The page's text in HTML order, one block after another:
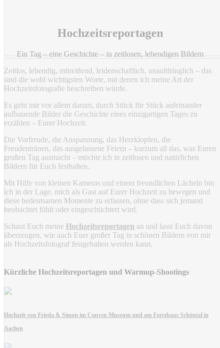
Hochzeitsreportagen
Ein Tag – eine Geschichte – in zeitlosen, lebendigen Bildern
Zeitlos, lebendig, mitreißend, leidenschaftlich, unaufdringlich – das
sind die wohl wichtigsten Worte, mit denen ich meine Art der
Hochzeitsfotografie beschreiben würde.
Es geht mir vor allem darum, durch Stück für Stück aufeinander
aufbauende Bilder die Geschichte eines einzigartigen Tages zu
erzählen – Eurer Hochzeit.
Die Vorfreude, die Anspannung, das Herzklopfen, die
Freudentränen, das ausgelassene Feiern – kurzum all das, was Euren
großen Tag ausmacht – möchte ich in zeitlosen und natürlichen
Bildern für Euch festhalten.
Mit Hilfe von kleinen Kameras und einem freundlichen Lächeln bin
ich in der Lage, mich als Gast auf Eurer Hochzeit zu bewegen und
diese bedeutsamen Momente zu erfassen, ohne dass sich jemand
beobachtet fühlt oder eingeschüchtert wird.
Schaut Euch meine Hochzeitsreportagen an und lasst Euch davon
überzeugen, wie auch Euer großer Tag in schönen Bildern von mir
als Hochzeitsfotograf festgehalten werden kann.
Kürzliche Hochzeitsreportagen und Warmup-Shootings
Hochzeit von Frieda & Simon im Couven Museum und am Forsthaus Schöntal in
Aachen